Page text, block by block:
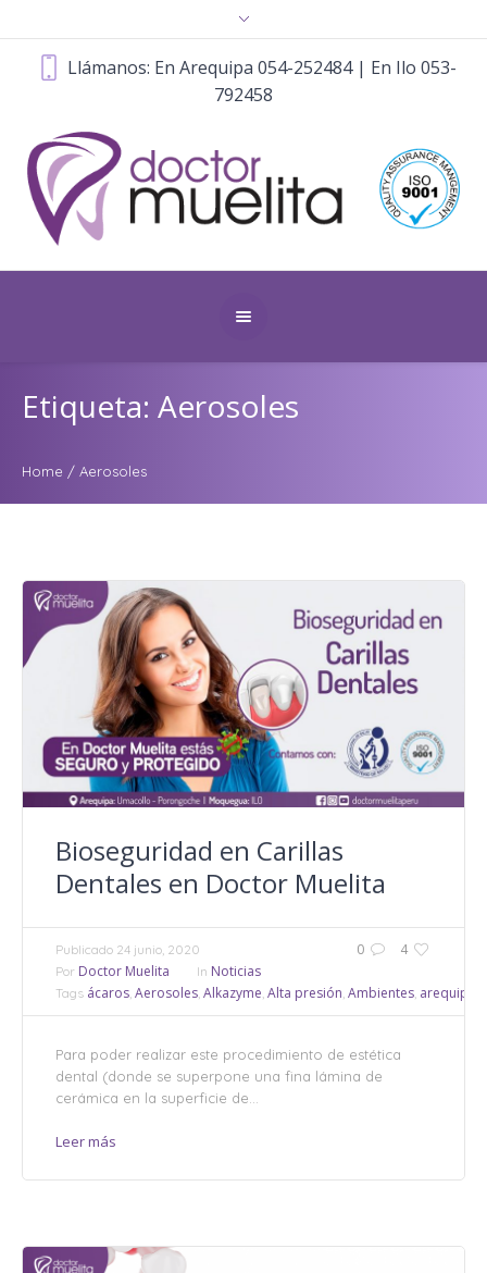
Llámanos: En Arequipa 054-252484 | En Ilo 053-
792458
Etiqueta: Aerosoles
Home / Aerosoles
Bioseguridad en Carillas
Dentales en Doctor Muelita
0 4
Publicado 24 junio, 2020
Por Doctor Muelita In Noticias
Tags ácaros, Aerosoles, Alkazyme, Alta presión, Ambientes, arequipa
Para poder realizar este procedimiento de estética
dental (donde se superpone una fina lámina de
cerámica en la superficie de...
Leer más